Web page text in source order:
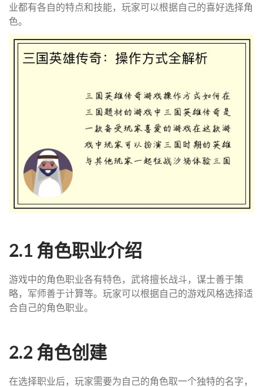
业都有各自的特点和技能，玩家可以根据自己的喜好选择角
色。
2.1 角色职业介绍
游戏中的角色职业各有特色，武将擅长战斗，谋士善于策
略，军师善于计算等。玩家可以根据自己的游戏风格选择适
合自己的角色职业。
2.2 角色创建
在选择职业后，玩家需要为自己的角色取一个独特的名字，